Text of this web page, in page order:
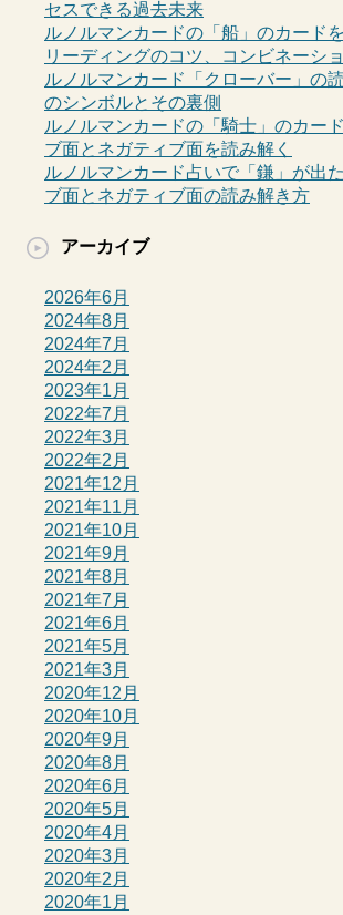
セスできる過去未来
ルノルマンカードの「船」のカード
リーディングのコツ、コンビネーシ
ルノルマンカード「クローバー」の
のシンボルとその裏側
ルノルマンカードの「騎士」のカー
ブ面とネガティブ面を読み解く
ルノルマンカード占いで「鎌」が出
ブ面とネガティブ面の読み解き方
アーカイブ
2026年6月
2024年8月
2024年7月
2024年2月
2023年1月
2022年7月
2022年3月
2022年2月
2021年12月
2021年11月
2021年10月
2021年9月
2021年8月
2021年7月
2021年6月
2021年5月
2021年3月
2020年12月
2020年10月
2020年9月
2020年8月
2020年6月
2020年5月
2020年4月
2020年3月
2020年2月
2020年1月